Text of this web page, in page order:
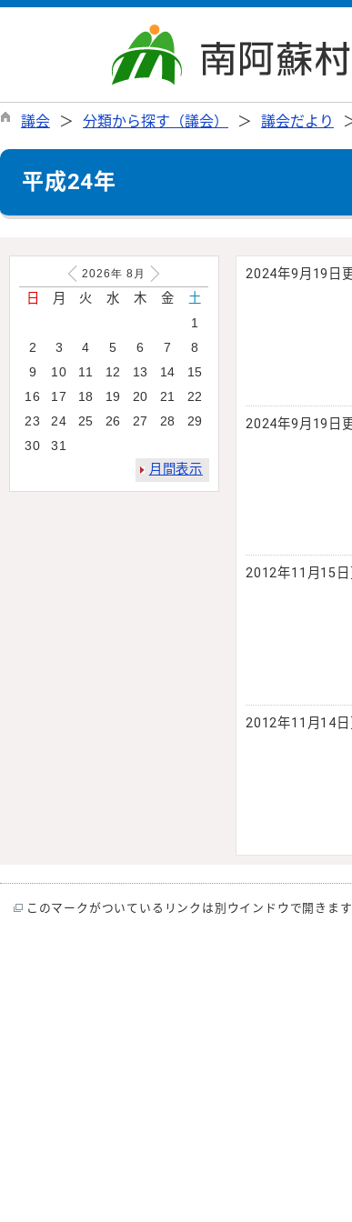
議会 分類から探す（議会） 議会だより
平成24年
2024年9月19日
2024年9月19日
2012年11月15日
2012年11月14日
2026年 8 月
日 月 火 水 木 金 土
1
2
3 4 5 6 7
8
9
10 11 12 13 14
15
16
17 18 19 20 21
22
23
24 25 26 27 28
29
30
31
月間表示
このマークがついているリンクは別ウインドウで開きます